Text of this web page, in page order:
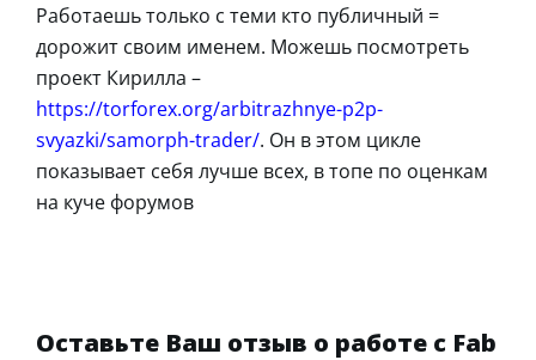
Работаешь только с теми кто публичный =
дорожит своим именем. Можешь посмотреть
проект Кирилла –
https://torforex.org/arbitrazhnye-p2p-
svyazki/samorph-trader/. Он в этом цикле
показывает себя лучше всех, в топе по оценкам
на куче форумов
Оставьте Ваш отзыв о работе с Fab